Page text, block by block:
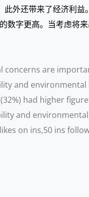
外还带来了经济利
字更高。当考虑将
are
and
had higher
and
on ins,50 ins